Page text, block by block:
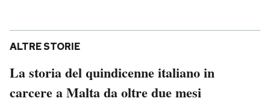
ALTRE STORIE
La storia del quindicenne italiano in
carcere a Malta da oltre due mesi